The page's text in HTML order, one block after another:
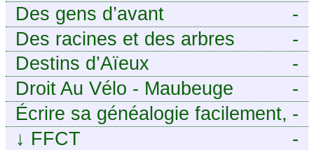
-
Des gens d’avant
-
Des racines et des arbres
-
Destins d’Aïeux
-
Droit Au Vélo - Maubeuge
Sambre-Avesnois
-
Écrire sa généalogie facilement,
sans stress avec Généalordi
-
↓ FFCT